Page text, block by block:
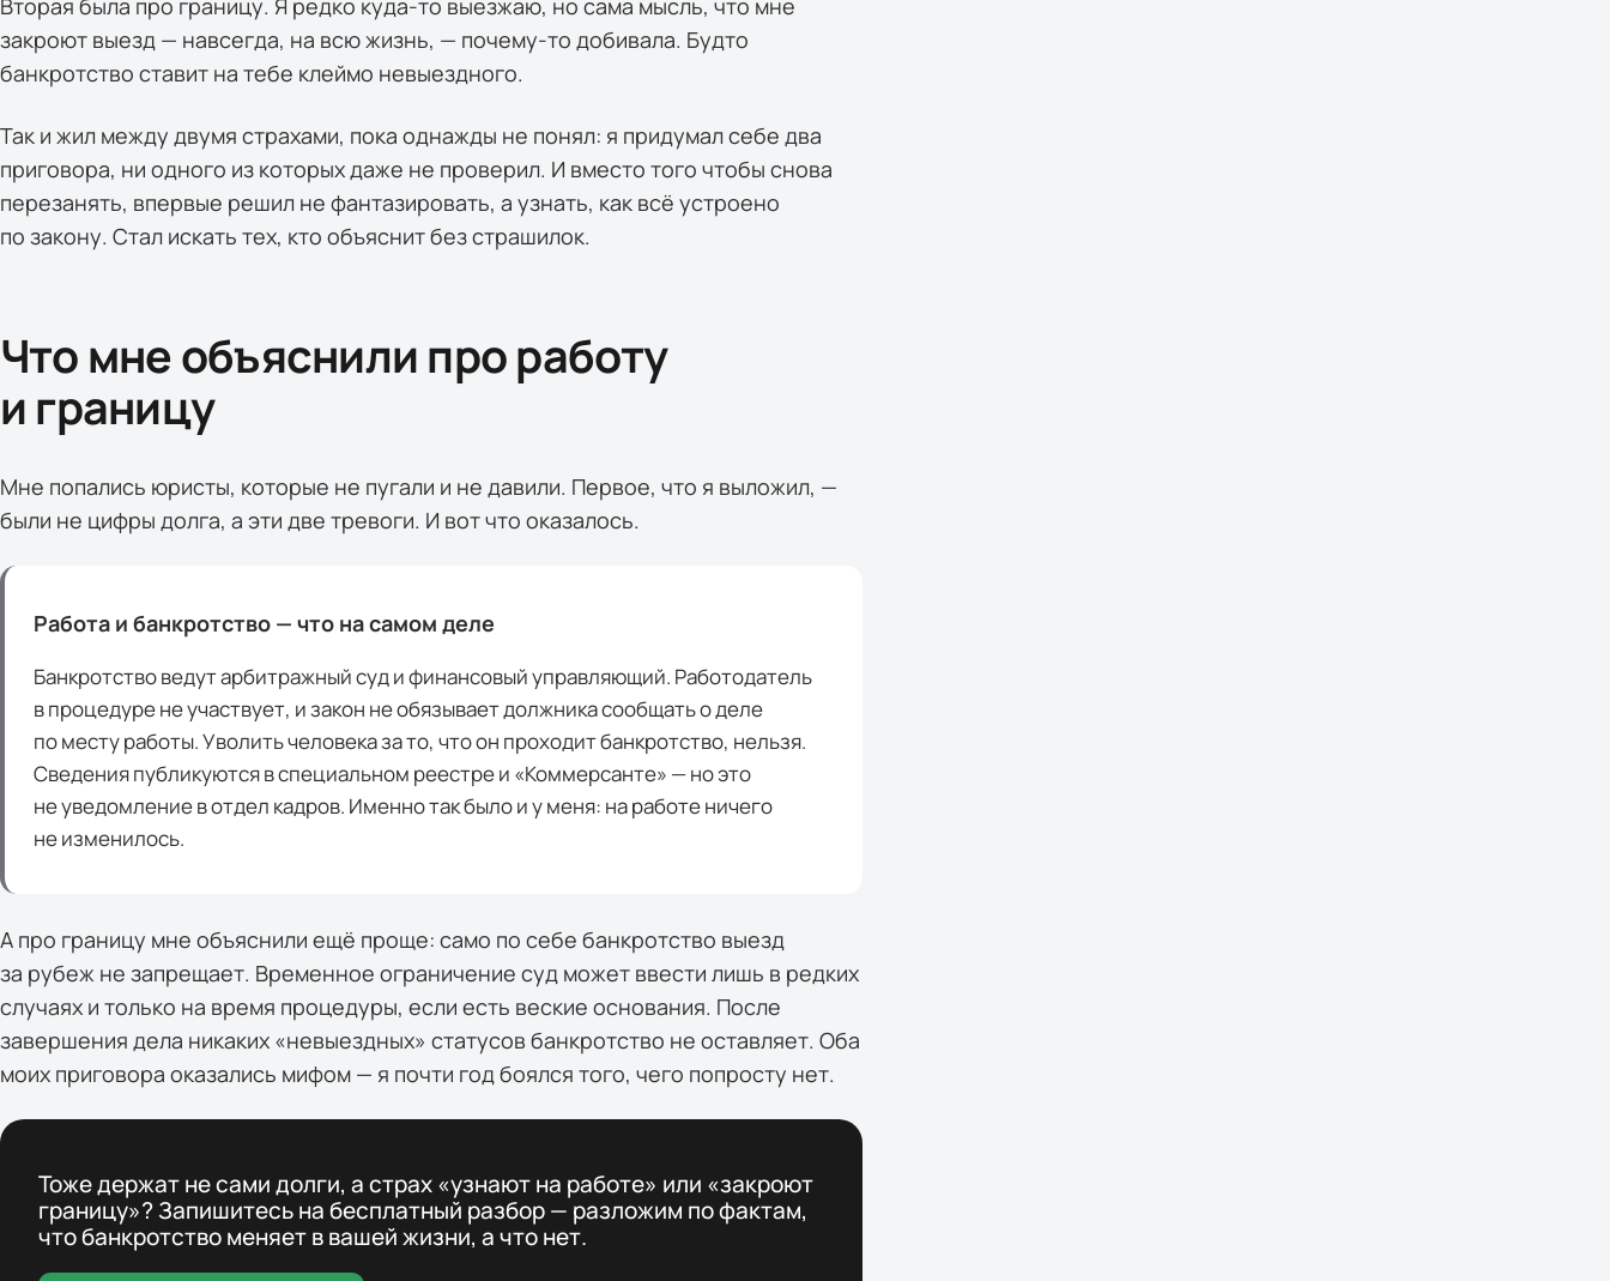
закроют выезд — навсегда, на всю жизнь, — почему-то добивала. Будто
банкротство ставит на тебе клеймо невыездного.
Так и жил между двумя страхами, пока однажды не понял: я придумал себе два
приговора, ни одного из которых даже не проверил. И вместо того чтобы снова
перезанять, впервые решил не фантазировать, а узнать, как всё устроено
по закону. Стал искать тех, кто объяснит без страшилок.
Что мне объяснили про работу
и границу
Мне попались юристы, которые не пугали и не давили. Первое, что я выложил, —
были не цифры долга, а эти две тревоги. И вот что оказалось.
Работа и банкротство — что на самом деле
Банкротство ведут арбитражный суд и финансовый управляющий. Работодатель
в процедуре не участвует, и закон не обязывает должника сообщать о деле
по месту работы. Уволить человека за то, что он проходит банкротство, нельзя.
Сведения публикуются в специальном реестре и «Коммерсанте» — но это
не уведомление в отдел кадров. Именно так было и у меня: на работе ничего
не изменилось.
А про границу мне объяснили ещё проще: само по себе банкротство выезд
за рубеж не запрещает. Временное ограничение суд может ввести лишь в редких
случаях и только на время процедуры, если есть веские основания. После
завершения дела никаких «невыездных» статусов банкротство не оставляет. Оба
моих приговора оказались мифом — я почти год боялся того, чего попросту нет.
Тоже держат не сами долги, а страх «узнают на работе» или «закроют
границу»? Запишитесь на бесплатный разбор — разложим по фактам,
что банкротство меняет в вашей жизни, а что нет.